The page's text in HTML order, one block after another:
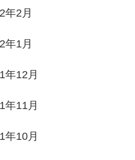
年2月
年1月
年12月
年11月
年10月